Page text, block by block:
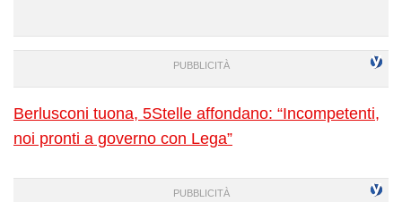
Berlusconi tuona, 5Stelle affondano: “Incompetenti,
noi pronti a governo con Lega”